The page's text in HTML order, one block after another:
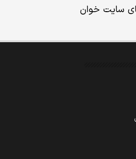
سایت خوان